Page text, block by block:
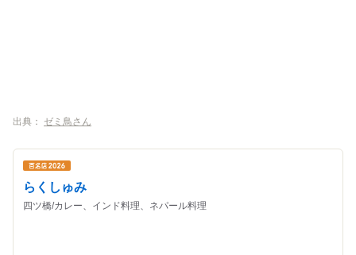
出典： ゼミ鳥さん
らくしゅみ
四ツ橋/カレー、インド料理、ネパール料理